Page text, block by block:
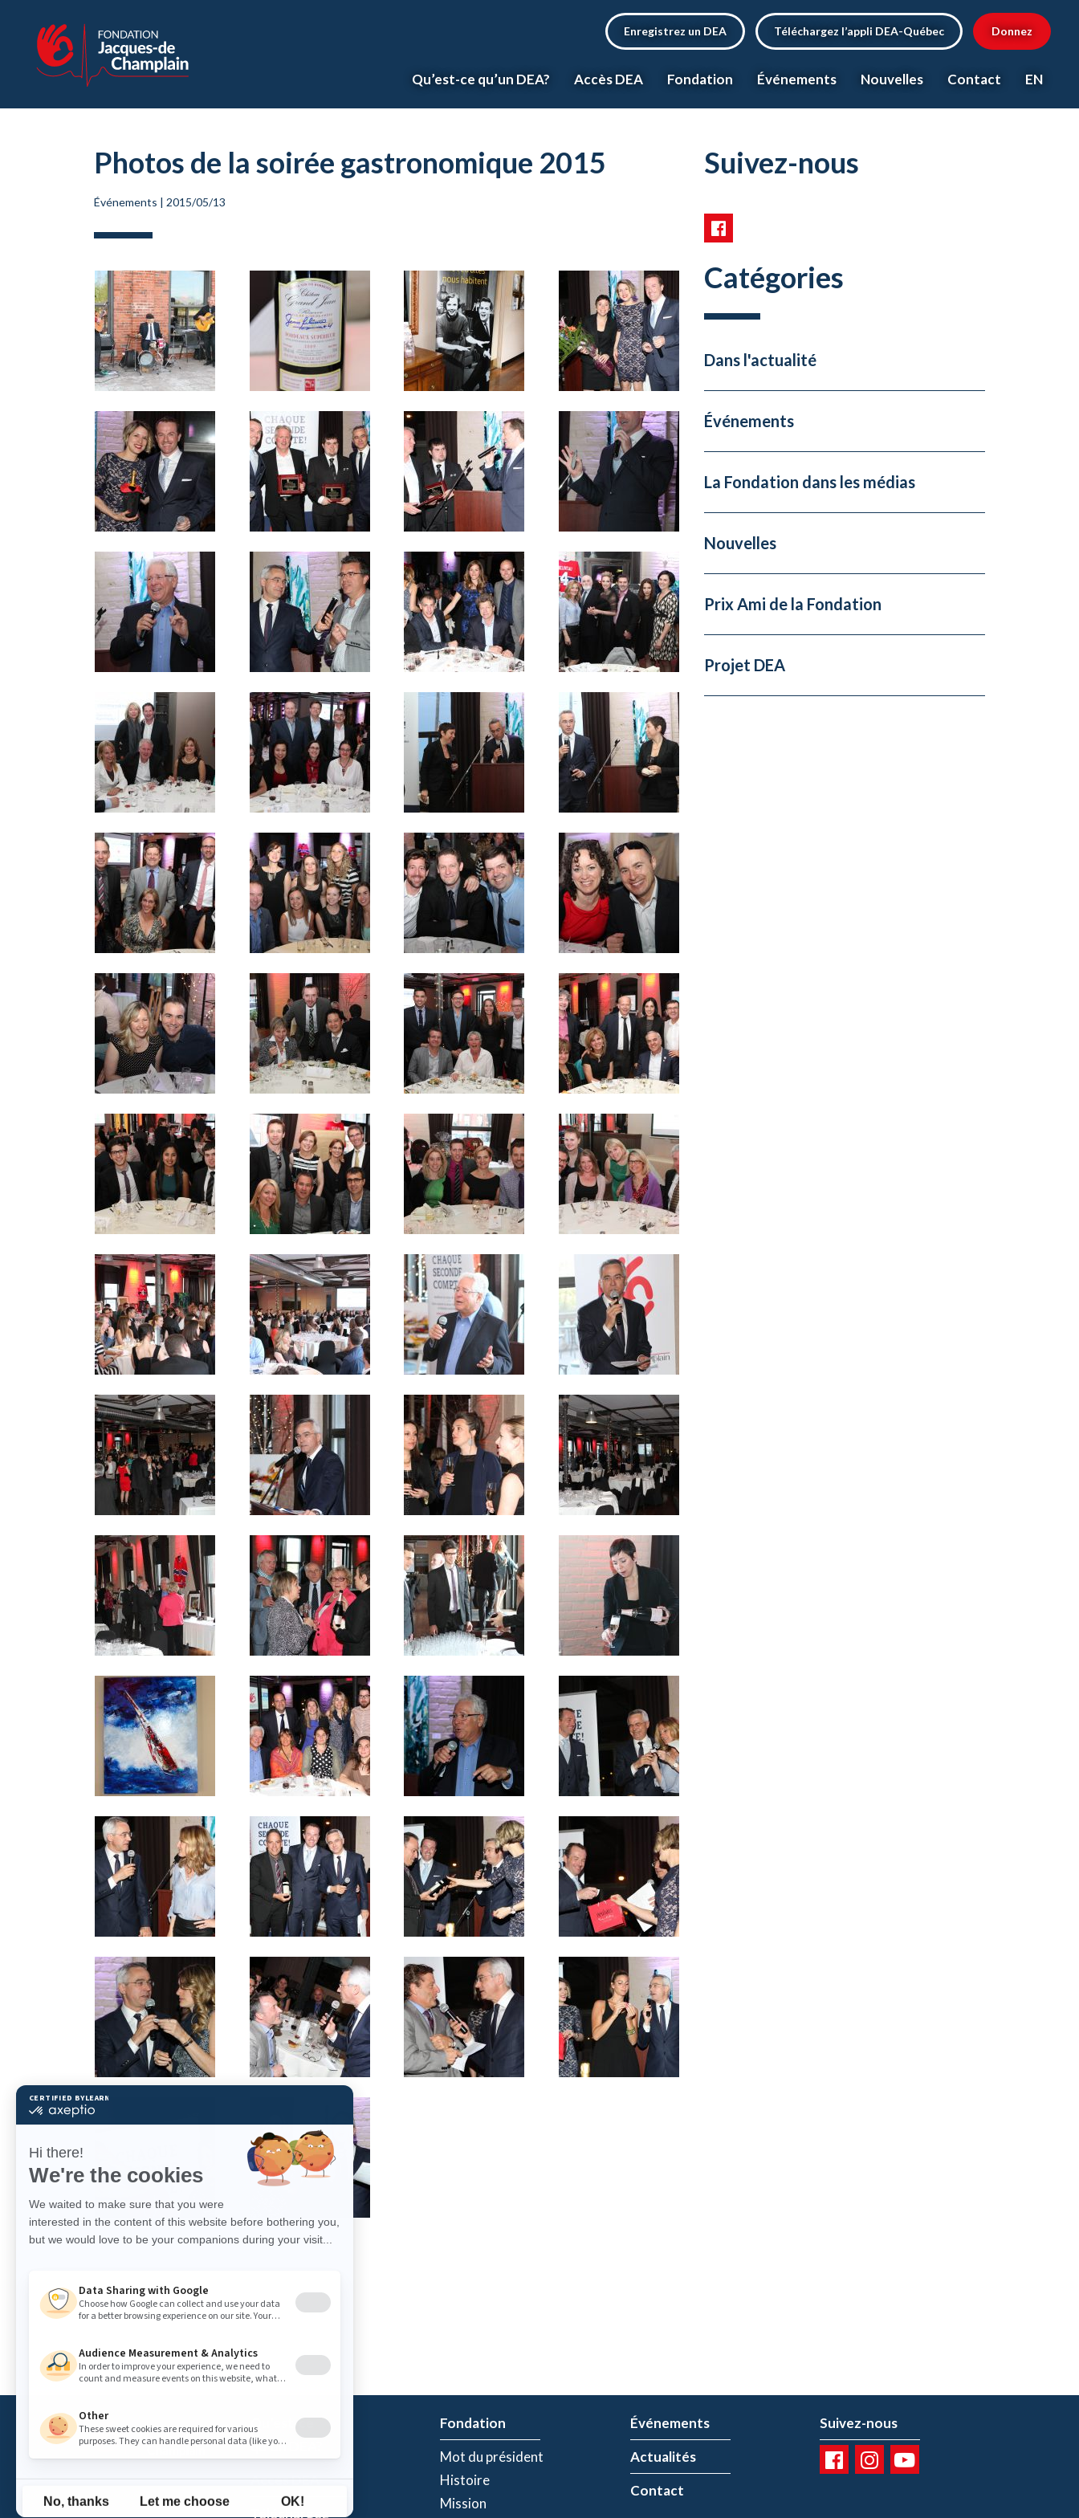
Enregistrez un DEA Téléchargez l’appli DEA-Québec Donnez
Qu’est-ce qu’un DEA? Accès DEA Fondation Événements Nouvelles Contact EN
Photos de la soirée gastronomique 2015
Événements | 2015/05/13
Suivez-nous
Catégories
Dans l'actualité
Événements
La Fondation dans les médias
Nouvelles
Prix Ami de la Fondation
Projet DEA
Qu’est-ce
qu’un DEA?
Téléchargez
Fondation
Mot du président
Histoire
Mission
Événements
Actualités
Contact
Suivez-nous